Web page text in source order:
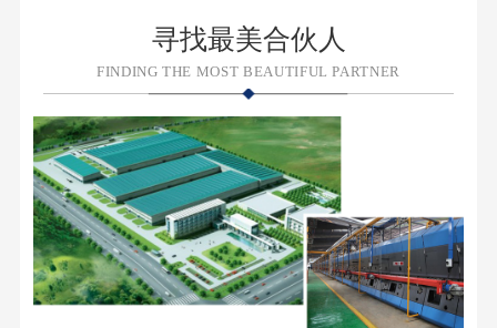
寻找最美合伙人
FINDING THE MOST BEAUTIFUL PARTNER